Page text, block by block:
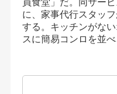
員食堂」だ。同サー
に、家事代行スタッ
する。キッチンがな
スに簡易コンロを並